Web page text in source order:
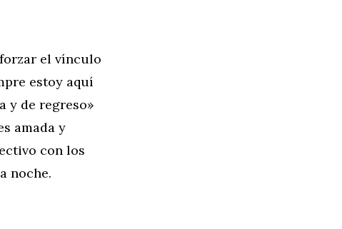
el vínculo
estoy aquí
y de regreso»
amada y
con los
noche.